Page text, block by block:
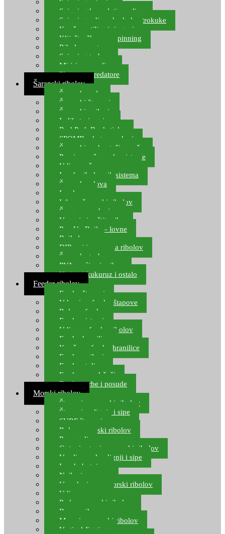
Spinning setovi
Spinning kompleti varalica
Spinning udice, dvokuke, trokuke
Kopče, vrtilice i ringovi
Kliješta, škare za spinning
Ribolov pastrve
Spinning torbe
Mirisi za varalice
Plovci za predatore
Šaranski ribolov
Šaranske role
Šaranski štapovi
Šaranski najloni
Indikatori ugriza
Rod Pod, Banksticks
SPOMB rakete, markeri
Šaranski podmetači, mreže
Pernice za šaranske sisteme
Udice za šarana, amura
Izrada ribolovnih sistema
Šaranska olova
Leadcore
Igle za šaranski ribolov
Špage, upredenice
Vaganje i zaštita ribe
Pop Up Boile – lovne
Boile lovne
DIP-ovi i arome za ribolov
Šaranske torbe
PVA vrećice i pribor
Umjetni kukuruz i ostalo
Feeder ribolov
Feeder štapovi
Vrhovi za feeder štapove
Role za feeder
Feeder sistemi
Udice za feeder ribolov
Feeder hranilice
Kopče za feeder hranilice
Feeder najloni
Feeder stolice
Feeder arm držači
Feeder torbe i posude
Morski ribolov
Štapovi za morski ribolov
Štapovi za lignje i sipe
SURF štapovi
Role za morski ribolov
Parangali
Gotovi setovi za morski ribolov
Varalice za lov lignji i sipe
Lov hobotnice
Najloni za more
Upredenice za morski ribolov
Udice za more
Perle za morski ribolov
Brum prihrana za more
Mamci za morski ribolov
Vertical Jigging